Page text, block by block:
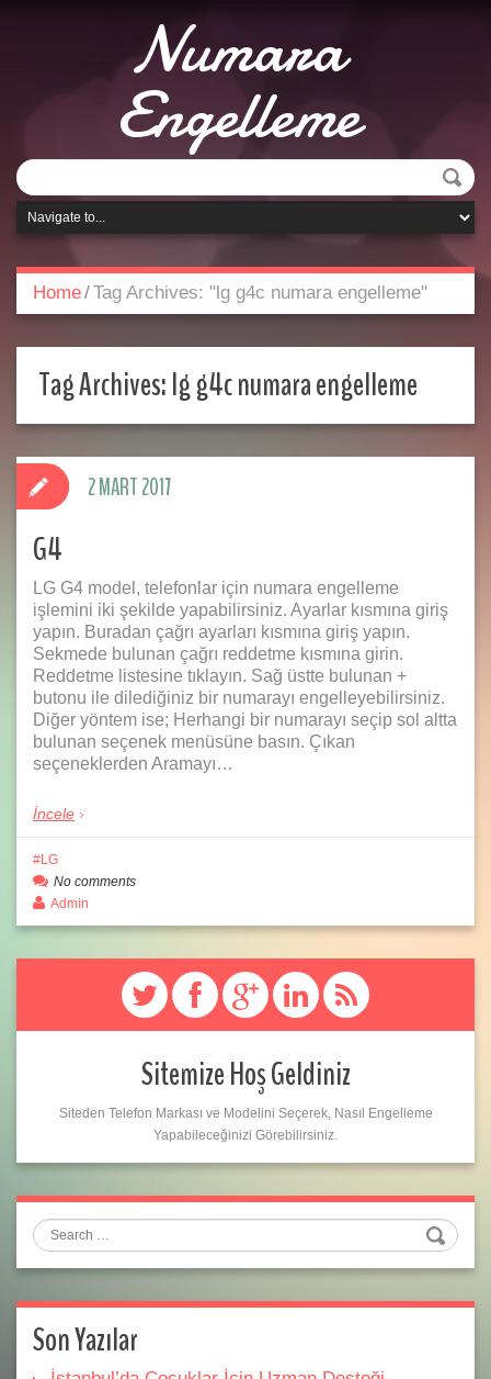
Numara
Engelleme
Home/Tag Archives: "lg g4c numara engelleme"
Tag Archives:lg g4c numara engelleme
G4
LG G4 model, telefonlar için numara engelleme
işlemini iki şekilde yapabilirsiniz. Ayarlar kısmına giriş
yapın. Buradan çağrı ayarları kısmına giriş yapın.
Sekmede bulunan çağrı reddetme kısmına girin.
Reddetme listesine tıklayın. Sağ üstte bulunan +
butonu ile dilediğiniz bir numarayı engelleyebilirsiniz.
Diğer yöntem ise; Herhangi bir numarayı seçip sol altta
bulunan seçenek menüsüne basın. Çıkan
seçeneklerden Aramayı…
İncele
2 MART 2017
LG
No comments
Admin
Sitemize Hoş Geldiniz
Siteden Telefon Markası ve Modelini Seçerek, Nasıl Engelleme
Yapabileceğinizi Görebilirsiniz.
Search
Son Yazılar